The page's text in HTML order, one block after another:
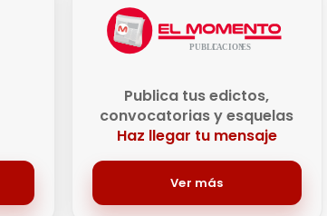
Publica tus edictos,
convocatorias y esquelas
Haz llegar tu mensaje
Ver más